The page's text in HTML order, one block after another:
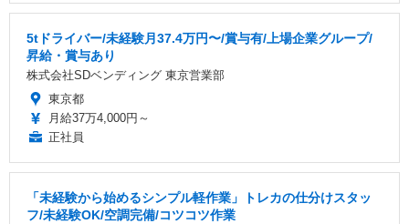
5tドライバー/未経験月37.4万円〜/賞与有/上場企業グループ/
昇給・賞与あり
株式会社SDベンディング 東京営業部
東京都
月給37万4,000円～
正社員
「未経験から始めるシンプル軽作業」トレカの仕分けスタッ
フ/未経験OK/空調完備/コツコツ作業